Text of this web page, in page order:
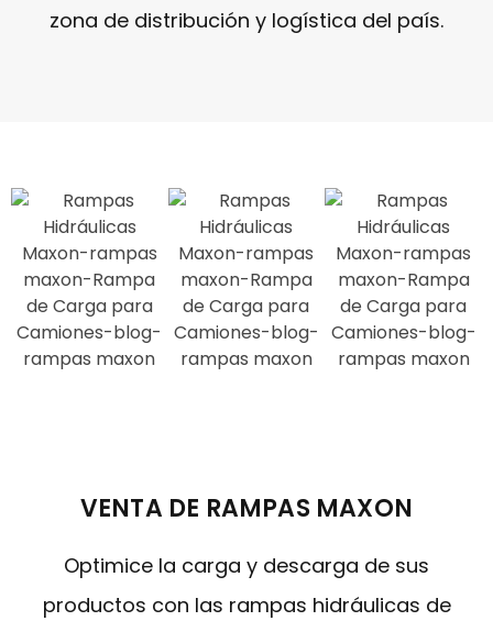
zona de distribución y logística del país.
VENTA DE RAMPAS MAXON
Optimice la carga y descarga de sus
productos con las rampas hidráulicas de